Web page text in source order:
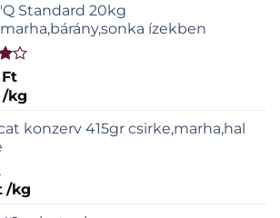
Standard 20kg
ízekben
Ft
/kg
konzerv 415gr csirke,marha,hal
/kg